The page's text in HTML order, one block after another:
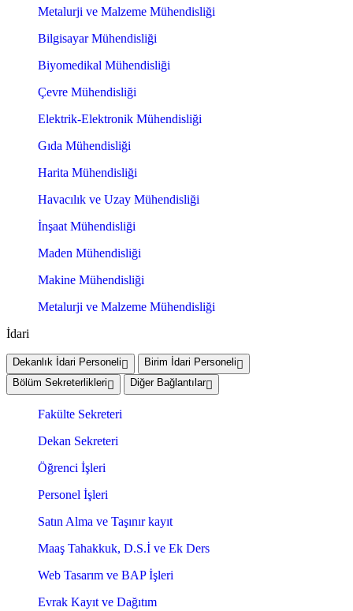
Metalurji ve Malzeme Mühendisliği
Bilgisayar Mühendisliği
Biyomedikal Mühendisliği
Çevre Mühendisliği
Elektrik-Elektronik Mühendisliği
Gıda Mühendisliği
Harita Mühendisliği
Havacılık ve Uzay Mühendisliği
İnşaat Mühendisliği
Maden Mühendisliği
Makine Mühendisliği
Metalurji ve Malzeme Mühendisliği
İdari
Dekanlık İdari Personeli
Birim İdari Personeli
Bölüm Sekreterlikleri
Diğer Bağlantılar
Fakülte Sekreteri
Dekan Sekreteri
Öğrenci İşleri
Personel İşleri
Satın Alma ve Taşınır kayıt
Maaş Tahakkuk, D.S.İ ve Ek Ders
Web Tasarım ve BAP İşleri
Evrak Kayıt ve Dağıtım